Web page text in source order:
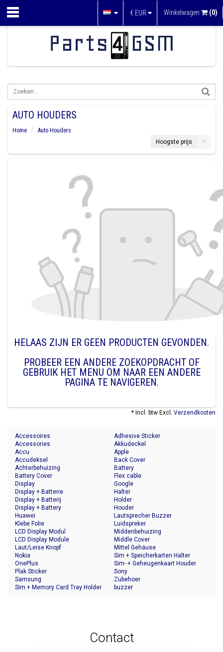
€ EUR Winkelwagen (0)
AUTO HOUDERS
Home
Auto Houders
Hoogste prijs
HELAAS ZIJN ER GEEN PRODUCTEN GEVONDEN.
PROBEER EEN ANDERE ZOEKOPDRACHT OF
GEBRUIK HET MENU OM NAAR EEN ANDERE
PAGINA TE NAVIGEREN.
* Incl. btw Excl. Verzendkosten
Accessoires
Accessories
Accu
Accudeksel
Achterbehuizing
Adhesive Sticker
Akkudeckel
Apple
Back Cover
Battery
Battery Cover
Display
Display + Batterie
Display + Batterij
Display + Battery
Flex cable
Google
Halter
Holder
Houder
Huawei
Klebe Folie
LCD Display Modul
LCD Display Module
Laut/Leise Knopf
Lautsprecher Buzzer
Luidspreker
Middenbehuizing
Middle Cover
Mittel Gehäuse
Nokia
OnePlus
Plak Sticker
Samsung
Sim + Memory Card Tray Holder
Sim + Speicherkarten Halter
Sim- + Geheugenkaart Houder
Sony
Zubehoer
buzzer
Contact